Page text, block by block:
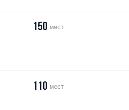
150 мест
110 мест